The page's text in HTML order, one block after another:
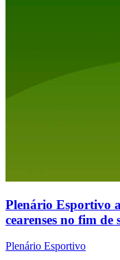
Plenário Esportivo
cearenses no fim de
Plenário Esportivo